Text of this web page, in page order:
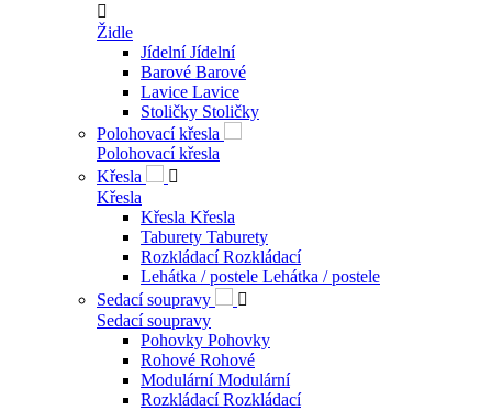

Židle
Jídelní Jídelní
Barové Barové
Lavice Lavice
Stoličky Stoličky
Polohovací křesla
Polohovací křesla
Křesla

Křesla
Křesla Křesla
Taburety Taburety
Rozkládací Rozkládací
Lehátka / postele Lehátka / postele
Sedací soupravy

Sedací soupravy
Pohovky Pohovky
Rohové Rohové
Modulární Modulární
Rozkládací Rozkládací